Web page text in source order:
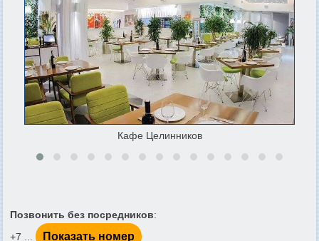
Кафе Целинников
Позвонить без посредников:
+7 ...
Показать номер